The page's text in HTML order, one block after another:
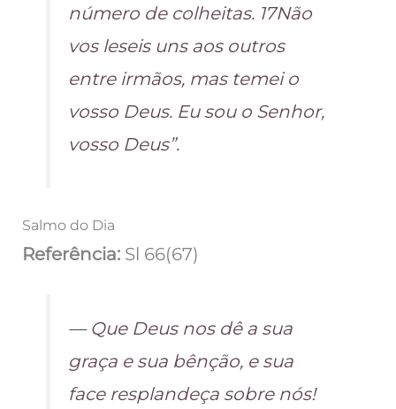
número de colheitas. 17Não
vos leseis uns aos outros
entre irmãos, mas temei o
vosso Deus. Eu sou o Senhor,
vosso Deus”.
Salmo do Dia
Referência: Sl 66(67)
— Que Deus nos dê a sua
graça e sua bênção, e sua
face resplandeça sobre nós!